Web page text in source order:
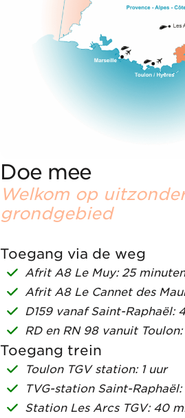
Doe mee
Welkom op
grondgebied
Toegang via de weg
Afrit A8 Le Muy: 25 minuten
Afrit A8 Le Cannet des
D159 vanaf Saint-Raphaël:
RD en RN 98 vanuit
Toegang trein
Toulon TGV station: 1 uur
TVG-station Saint-
Station Les Arcs TGV: 40